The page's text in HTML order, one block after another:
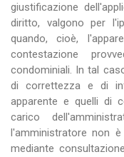
giustificazione
diritto, valgono per
quando, cioè,
contestazione
condominiali. In tal
di correttezza e di
apparente e quelli di
carico
l'amministratore non
mediante